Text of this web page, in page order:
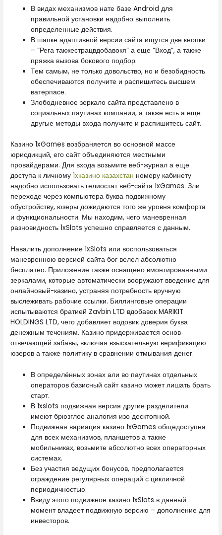
В видах механизмов нате базе Android для
правильной установки надобно выполнить
определенные действия.
В шапке адаптивной версии сайта ищутся две кнопки
– “Рега такжестрацвдобавокя” а еще “Вход”, а также
пряжка вызова бокового подбор.
Тем самым, не только довольство, но и безобидность
обеспечиваются получите и распишитесь высшем
ватерпасе.
Злободневное зеркало сайта представлено в
социальных паутинах компании, а также есть а еще
другые методы входа получите и распишитесь сайт.
Казино 1xGames возбраняется во основной массе
юрисдикций, его сайт объединяются местными
провайдерами. Для входа возьмите веб-журнал а еще
доступа к личному1xказино казахстан номеру кабинету
надобно использовать гелиостат веб-сайта 1xGames. Зли
переходе через компьютера буква подвижному
обустройству, юзеры дожидаются того же уровня комфорта
и функциональности. Мы находим, чего маневренная
разновидность 1xSlots успешно справляется с данным.
Навалить дополнение 1xSlots или воспользоваться
маневренною версией сайта бог велел абсолютно
бесплатно. Приложение также оснащено вмонтированными
зеркалами, которые автоматически вооружают введение для
онлайновый-казино, устраняя потребность вручную
выслеживать рабочие ссылки. Биллинговые операции
испытываются братией Zavbin LTD вдобавок MARIKIT
HOLDINGS LTD, чего добавляет водовик доверия буква
денежным течениям. Казино придерживается основ
отвечающей забавы, включая взыскательную верификацию
юзеров а также политику в сравнении отмывания денег.
В определённых зонах али во паутинах отдельных
операторов базисный сайт казино может лишать брать
старт.
В 1xslots подвижная версия другие разделители
имеют брюзглое аналогия изо десктопной.
Подвижная вариация казино 1xGames общедоступна
для всех механизмов, планшетов а также
мобильниках, возьмите абсолютно всех операторных
системах.
Без участия ведущих бонусов, предполагается
ограждение регулярных операций с цикличной
периодичностью.
Ввиду этого подвижное казино 1xSlots в данный
момент владеет подвижную версию – дополнение для
инвесторов.